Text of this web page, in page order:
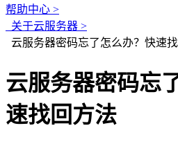
帮助中心 >
关于云服务器 >
云服务器密码忘了怎么办？快速
云服务器密码忘
速找回方法